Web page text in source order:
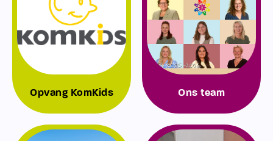
Opvang KomKids Ons team